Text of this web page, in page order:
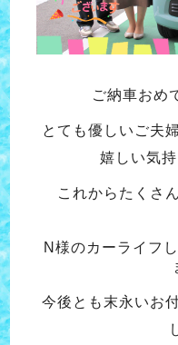
ご納車おめ
とても優しいご夫
嬉しい気
これからたくさ
N様のカーライフ
今後とも末永いお